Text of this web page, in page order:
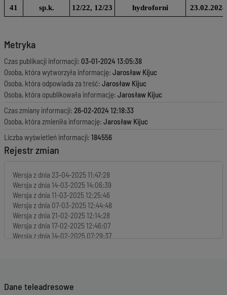
41
sp.k.
12/22, 12/23
hydroforni
23.02.2024
Metryka
Czas publikacji informacji: 03-01-2024 13:05:38
Osoba, która wytworzyła informację: Jarosław Kijuc
Osoba, która odpowiada za treść: Jarosław Kijuc
Osoba, która opublikowała informację: Jarosław Kijuc
Czas zmiany informacji: 26-02-2024 12:18:33
Osoba, która zmieniła informację: Jarosław Kijuc
Liczba wyświetleń informacji: 184556
Rejestr zmian
Wersja z dnia 23-04-2025 11:47:28
Wersja z dnia 14-03-2025 14:06:39
Wersja z dnia 11-03-2025 12:25:46
Wersja z dnia 07-03-2025 12:44:48
Wersja z dnia 21-02-2025 12:14:28
Wersja z dnia 17-02-2025 12:46:07
Wersja z dnia 14-02-2025 07:29:37
Wersja z dnia17-01-2025 13:13:55
Dane teleadresowe